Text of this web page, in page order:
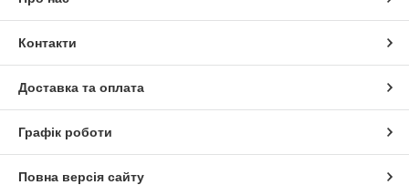
Контакти
Доставка та оплата
Графік роботи
Повна версія сайту